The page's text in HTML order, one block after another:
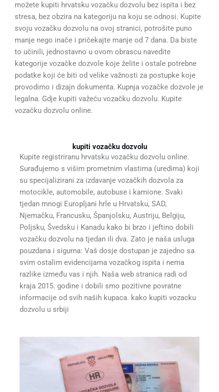
možete kupiti hrvatsku vozačku dozvolu bez ispita i bez
stresa, bez obzira na kategoriju na koju se odnosi. Kupite
svoju vozačku dozvolu na ovoj stranici, potrošite puno
manje nego inače i pričekajte manje od 7 dana. Da biste
to učinili, jednostavno u ovom obrascu navedite
kategorije vozačke dozvole koje želite i ostale potrebne
podatke koji će biti od velike važnosti za postupke koje
provodimo i dizajn dokumenta. Kupnja vozačke dozvole je
legalna. Gdje kupiti važeću vozačku dozvolu. Kupite
vozačku dozvolu online.
kupiti vozačku dozvolu
Kupite registriranu hrvatsku vozačku dozvolu online.
Surađujemo s višim prometnim vlastima (uredima) koji
su specijalizirani za izdavanje vozačkih dozvola za
motocikle, automobile, autobuse i kamione. Svaki
tjedan mnogi Europljani hrle u Hrvatsku, SAD,
Njemačku, Francusku, Španjolsku, Austriju, Belgiju,
Poljsku, Švedsku i Kanadu kako bi brzo i jeftino dobili
vozačku dozvolu na tjedan ili dva. Zato je naša usluga
pouzdana i sigurna: Vaš dosje dostupan je zajedno sa
svim ostalim evidencijama vozačkog ispita i nema
razlike između vas i njih. Naša web stranica radi od
kraja 2015. godine i dobili smo pozitivne povratne
informacije od svih naših kupaca. kako kupiti vozacku
dozvolu u srbiji